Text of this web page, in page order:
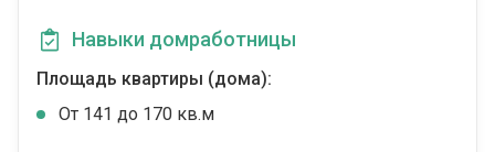
Навыки домработницы
Площадь квартиры (дома):
От 141 до 170 кв.м